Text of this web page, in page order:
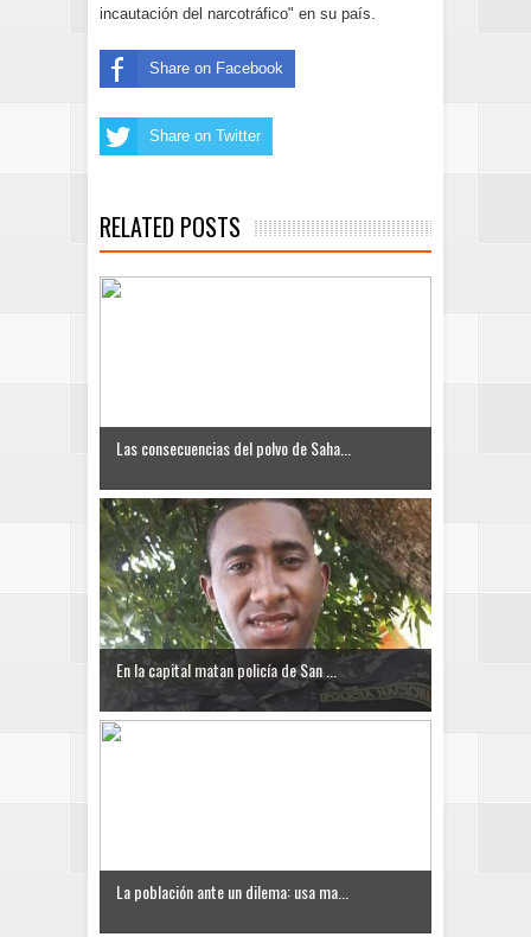
incautación del narcotráfico" en su país.
Share on Facebook
Share on Twitter
RELATED POSTS
Las consecuencias del polvo de Saha...
En la capital matan policía de San ...
La población ante un dilema: usa ma...